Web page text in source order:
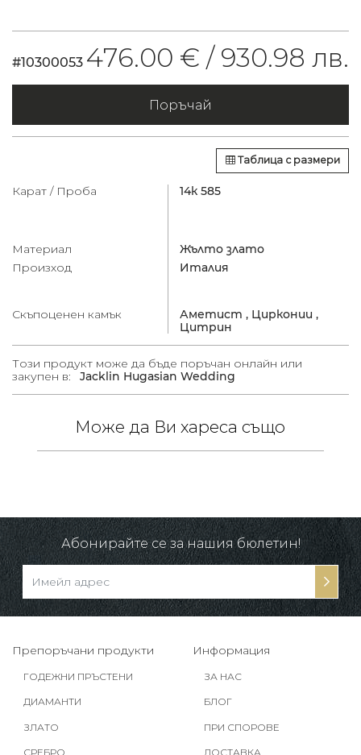
#10300053 476.00 € / 930.98 лв.
Поръчай
Таблица с размери
Карат / Проба 14к 585
Материал
Жълто злато
Произход
Италия
Скъпоценен камък Аметист , Цирконии ,
Цитрин
Този продукт може да бъде поръчан онлайн или
закупен в:
Jacklin Hugasian Wedding
Може да Ви хареса също
Абонирайте се за нашия бюлетин!
Препоръчани продукти
ГОДЕЖНИ ПРЪСТЕНИ
ДИАМАНТИ
ЗЛАТО
СРЕБРО
Информация
ЗА НАС
БЛОГ
ПРИ СПОРОВЕ
ДОСТАВКА